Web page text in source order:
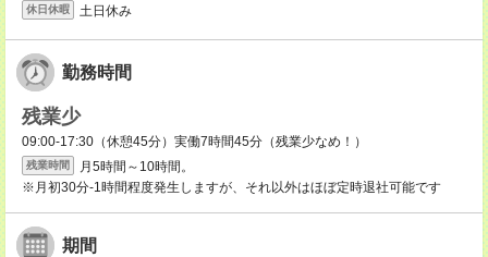
休日休暇 土日休み
勤務時間
残業少
09:00-17:30（休憩45分）実働7時間45分（残業少なめ！）
残業時間
月5時間～10時間。
※月初30分-1時間程度発生しますが、それ以外はほぼ定時退社可能です
期間